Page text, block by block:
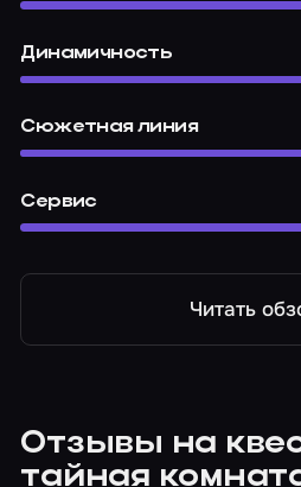
Динамичность
Сюжетная линия
Сервис
Читать
Отзывы на
тайная